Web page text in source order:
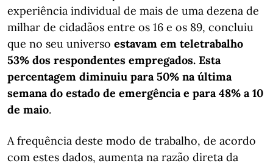
experiência individual de mais de uma dezena de
milhar de cidadãos entre os 16 e os 89, concluiu
que no seu universo estavam em teletrabalho
53% dos respondentes empregados. Esta
percentagem diminuiu para 50% na última
semana do estado de emergência e para 48% a 10
de maio.
A frequência deste modo de trabalho, de acordo
com estes dados, aumenta na razão direta da